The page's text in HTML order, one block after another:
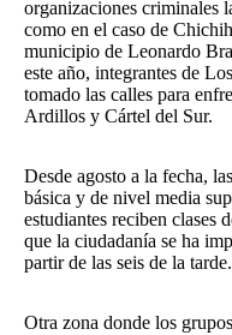
organizaciones criminales
como en el caso de
municipio de Leonardo
este año, integrantes de
tomado las calles para
Ardillos y Cártel del Sur.
Desde agosto a la fecha,
básica y de nivel media
estudiantes reciben clases
que la ciudadanía se ha
partir de las seis de la tarde.
Otra zona donde los